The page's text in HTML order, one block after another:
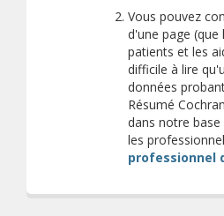
Vous pouvez
d'une page (que
patients et les
difficile à lire
données
Résumé
dans notre
les
professionnel